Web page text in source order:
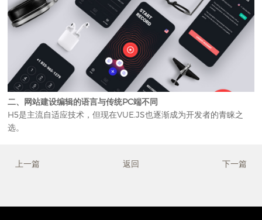
二、网站建设编辑的语言与传统PC端不同
H5是主流自适应技术，但现在VUE.JS也逐渐成为开发者的青睐之
选。
上一篇 下一篇
返回